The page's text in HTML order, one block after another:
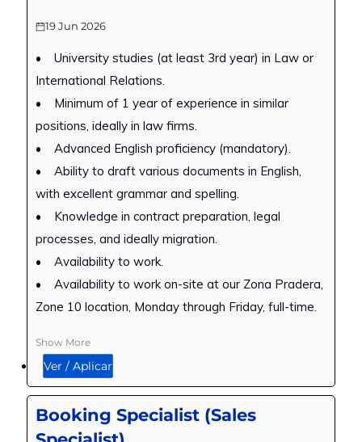
19 Jun 2026
• University studies (at least 3rd year) in Law or
International Relations.
• Minimum of 1 year of experience in similar
positions, ideally in law firms.
• Advanced English proficiency (mandatory).
• Ability to draft various documents in English,
with excellent grammar and spelling.
• Knowledge in contract preparation, legal
processes, and ideally migration.
• Availability to work.
• Availability to work on-site at our Zona Pradera,
Zone 10 location, Monday through Friday, full-time.
Show More
Ver / Aplicar
Booking Specialist (Sales